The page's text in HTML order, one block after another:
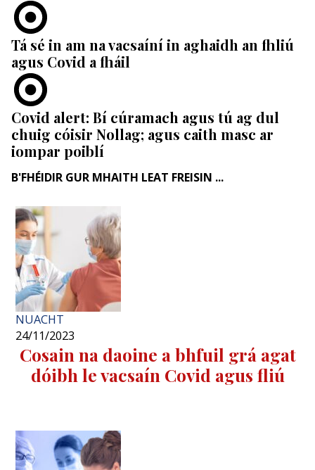
Tá sé in am na vacsaíní in aghaidh an fhliú
agus Covid a fháil
Covid alert: Bí cúramach agus tú ag dul
chuig cóisir Nollag; agus caith masc ar
iompar poiblí
B'FHÉIDIR GUR MHAITH LEAT FREISIN ...
NUACHT
24/11/2023
Cosain na daoine a bhfuil grá agat
dóibh le vacsaín Covid agus fliú